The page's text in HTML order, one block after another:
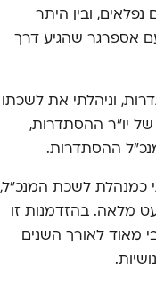
ובין היתר
עם אספרגר שהגיע דרך
וניהלתי את לשכתו
יו"ר ההסתדרות,
כמנהלת לשכת המנכ"ל,
מלאה. בהזדמנות זו
מאוד לאורך השנים